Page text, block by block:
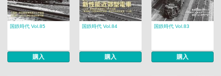
国鉄時代 Vol.85
購入
国鉄時代 Vol.84
購入
国鉄時代 Vol.83
購入